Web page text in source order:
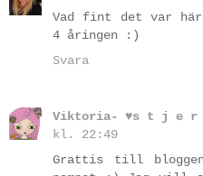
Vad fint det var
4 åringen :)
Svara
Viktoria- ♥s t j e
kl. 22:49
Grattis till